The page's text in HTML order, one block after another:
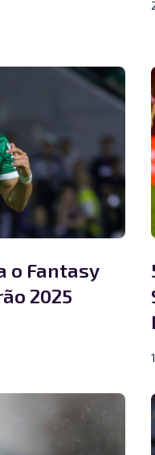
o Fantasy
2025